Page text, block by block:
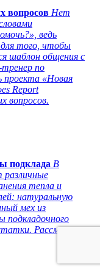
вопросов Нет
ведь
для того, чтобы
шаблон общения с
тренер по
«Новая
Report
вопросов.
подклада В
различные
тепла и
натуральную
мех из
подкладочного
Рассмотрим